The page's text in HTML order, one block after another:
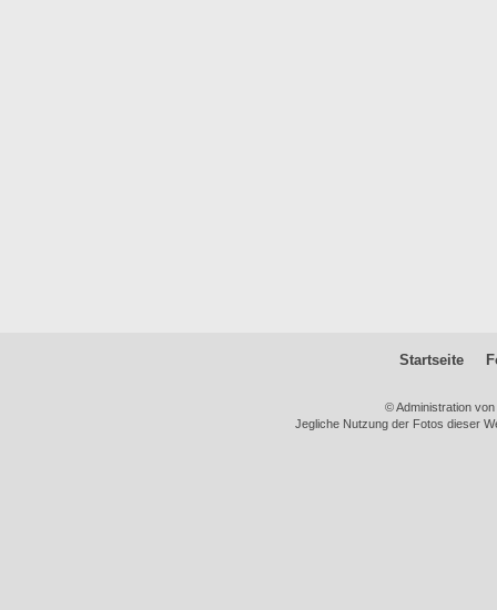
Startseite
© Administration
Jegliche Nutzung der Fotos dieser